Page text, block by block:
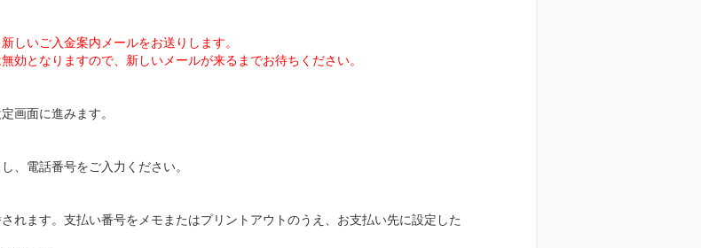
しいご入金案内メールをお送りします。
効となりますので、新しいメールが来るまでお待ちください。
画面に進みます。
、電話番号をご入力ください。
れます。支払い番号をメモまたはプリントアウトのうえ、お支払い先に設定した